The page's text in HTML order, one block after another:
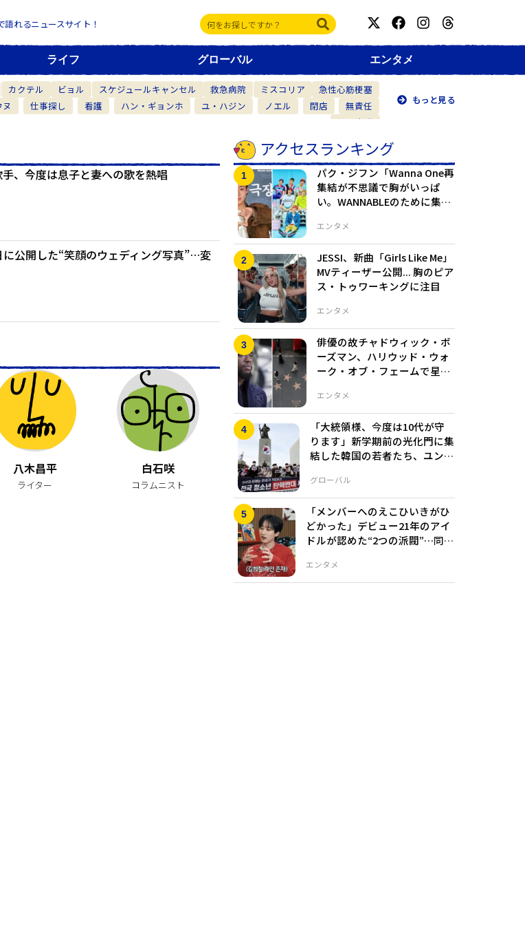
れるニュースサイト！
ライフ グローバル エンタメ
カクテル ビョル スケジュールキャンセル 救急病院 ミスコリア
急性心筋梗塞
仕事探し 看護 ハン・ギョンホ ユ・ハジン ノエル 閉店
無責任
仲間意識
もっと見る
、今度は息子と妻への歌を熱唱
公開した“笑顔のウェディング写真”…変
八木昌平
ライター
白石咲
コラムニスト
アクセスランキング
エンタメ
パク・ジフン「Wanna One再
集結が不思議で胸がいっぱ
い。WANNABLEのために集ま
エンタメ
JESSI、新曲「Girls Like Me」
MVティーザー公開... 胸のピア
ス・トゥワーキングに注目
エンタメ
俳優の故チャドウィック・ボ
ーズマン、ハリウッド・ウォ
ーク・オブ・フェームで星を
グローバル
「大統領様、今度は10代が守
ります」新学期前の光化門に集
結した韓国の若者たち、ユン大
エンタメ
「メンバーへのえこひいきがひ
どかった」デビュー21年のアイ
ドルが認めた“2つの派閥”…同じ